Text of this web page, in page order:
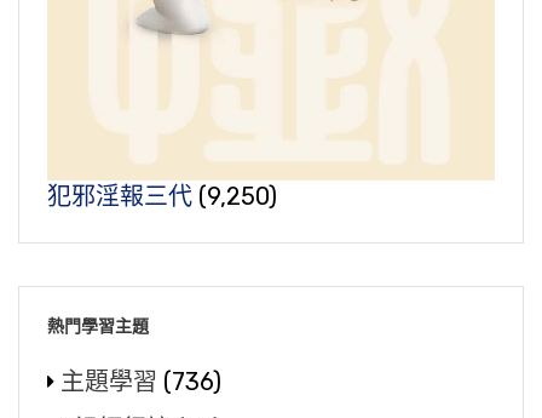
犯邪淫報三代 (9,250)
熱門學習主題
主題學習 (736)